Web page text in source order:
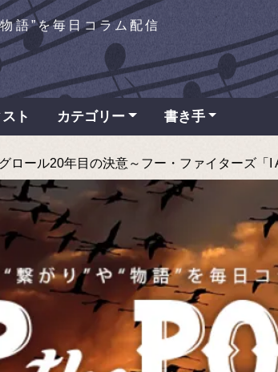
語”を毎日コラム配信
ト カテゴリー 書き手
ロール20年目の決意～フー・ファイターズ「I